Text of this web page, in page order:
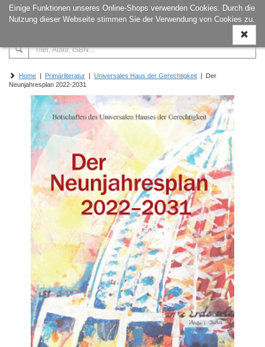
Einige Funktionen unseres Online-Shops verwenden Cookies. Durch die
Nutzung dieser Webseite stimmen Sie der Verwendung von Cookies zu.
ein-/
Home | Primärliteratur | Universales Haus der Gerechtigkeit | Der
Neunjahresplan 2022-2031